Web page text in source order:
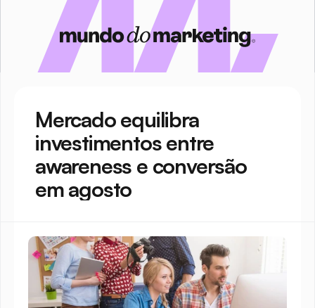
Mercado equilibra
investimentos entre
awareness e conversão
em agosto